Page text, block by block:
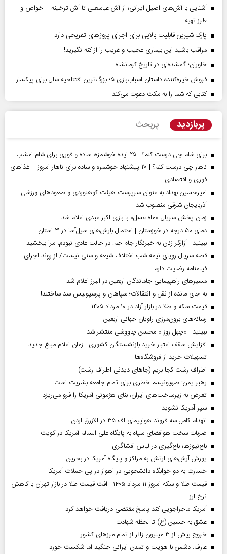
آشنایی با آش‌های اصیل ایرانی؛ از آش عباسعلی تا آش ترخینه + خواص و
طرز تهیه
پارک شیرین قابلیت‌ بالایی برای اجرای پروژهای تفریحی دارد
مراقب باشید این بیماری عجیب و غریب را از کنه نگیرید!
خاوران؛ گمشده‌ای در تاریخ کرمانشاه
فروش خیره‌کننده داستان اسباب‌بازی ۵؛ بزرگ‌ترین افتتاحیه سال برای پیکسار
کتابی که شما را به مکث دعوت می‌کند
پربازدید پربحث
برای شام چی درست کنم؟ | ۲۵ ایده خوشمزه، ساده و فوری برای شام امشب
ناهار چی درست کنم؟ | ۲۰ پیشنهاد خوشمزه و ساده برای ناهار امروز + غذاهای
فوری و اقتصادی
امیرحسین بهداد به عنوان سرپرست هیئت کوهنوردی و صعودهای ورزشی
آذربایجان شرقی منصوب شد
زمان پخش سریال «ماه عسل» با بازی اکبر عبدی اعلام شد
دمای ۵۰ درجه در خوزستان | احتمال بارش‌های سیل‌آسا در ۳ استان
ببینید | آزارگر زنان به خبرنگار جام جم: در حالت عادی نبودم، مرا ببخشید
قصه سریال رویای نیمه شب اختلاف شیعه و سنی نیست/ از روند اجرای
فیلمنامه رضایت دارم
مسیر‌های راهپیمایی جاماندگان اربعین در البرز اعلام شد
به جای مانده از نقل و انتقالات؛ سپاهان و پرسپولیس سد ساختند!
قیمت سکه و طلا در بازار آزاد در ۱۰ مرداد ۱۴۰۵
رسانه‌های برون‌مرزی راویان جهانی اربعین
ببینید | «چهل روز » محسن چاووشی منتشر شد
افزایش سقف اعتبار خرید بازنشستگان کشوری | زمان اعلام مبلغ جدید
تسهیلات خرید از فروشگاه‌ها
اطراف رشت کجا بریم (جاهای دیدنی اطراف رشت)
رهبر یمن: صهیونیسم خطری برای تمام جامعه بشریت است
تعرض به زیرساخت‌های ایران، بنای هژمونی آمریکا را فرو می‌ریزد
سپر آمریکا نشوید
انهدام کامل سه فروند هواپیمای اف ۳۵ در الازرق اردن
ضربات سخت هوافضای سپاه به پایگاه علی السالم آمریکا در کویت
باج‌نیوزها؛ باج‌گیری در لباس افشاگری
یورش آرش‌های ارتش به مراکز و پایگاه‌ آمریکا در بحرین
خسارت به دو خوابگاه دانشجویی در اهواز در پی حملات آمریکا
قیمت طلا و سکه امروز ۱۱ مرداد ۱۴۰۵ | افت قیمت طلا در بازار تهران با کاهش
نرخ ارز
آمریکا ماجراجویی کند پاسخ مقتضی دریافت خواهد کرد
عشق به حسین (ع) تا لحظه شهادت
خروج بیش از ۳ میلیون زائر از تمام مرز‌های کشور
عارف: دشمن با هویت و تمدن ایرانی جنگید اما شکست خورد